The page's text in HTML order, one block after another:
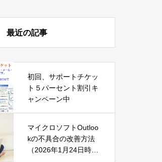
最近の記事
初回、サポートチケッ
ト５パーセント割引キ
ャンペーン中
マイクロソフトOutloo
kの不具合の改善方法
（2026年1月24日時